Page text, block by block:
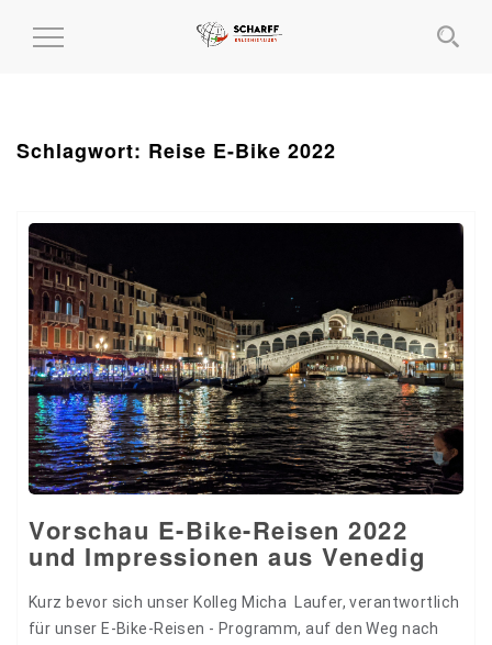
MENÜ
Schlagwort: Reise E-Bike 2022
Vorschau E-Bike-Reisen 2022
und Impressionen aus Venedig
Kurz bevor sich unser Kolleg Micha Laufer, verantwortlich
für unser E-Bike-Reisen - Programm, auf den Weg nach